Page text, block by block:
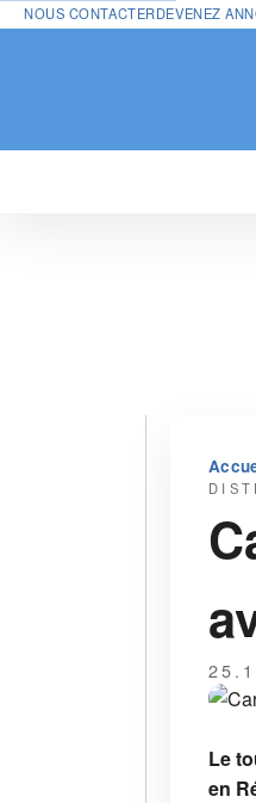
NOUS CONTACTERDEVENEZ
Le
en